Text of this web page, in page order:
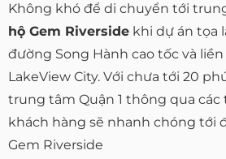
Không khó để di chuyển tới
hộ Gem Riverside khi dự án tọa
đường Song Hành cao tốc và
LakeView City. Với chưa tới 20
trung tâm Quận 1 thông qua
khách hàng sẽ nhanh chóng tới
Gem Riverside